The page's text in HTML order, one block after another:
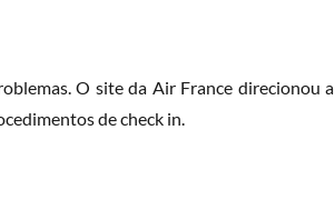
O site da Air France direcionou a
de check in.